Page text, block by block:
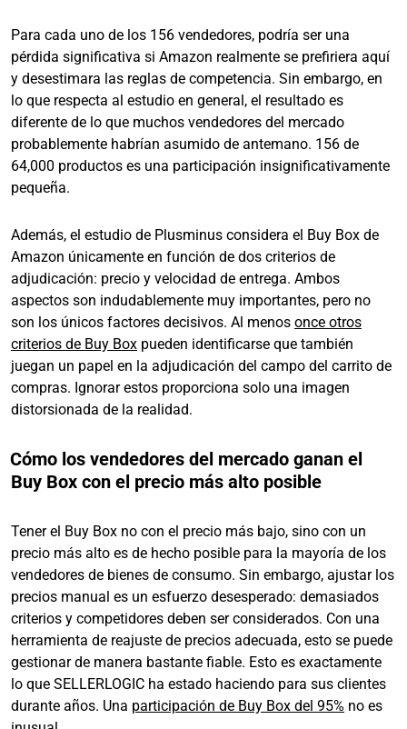
Para cada uno de los 156 vendedores, podría ser una
pérdida significativa si Amazon realmente se prefiriera aquí
y desestimara las reglas de competencia. Sin embargo, en
lo que respecta al estudio en general, el resultado es
diferente de lo que muchos vendedores del mercado
probablemente habrían asumido de antemano. 156 de
64,000 productos es una participación insignificativamente
pequeña.
Además, el estudio de Plusminus considera el Buy Box de
Amazon únicamente en función de dos criterios de
adjudicación: precio y velocidad de entrega. Ambos
aspectos son indudablemente muy importantes, pero no
son los únicos factores decisivos. Al menos once otros
criterios de Buy Box pueden identificarse que también
juegan un papel en la adjudicación del campo del carrito de
compras. Ignorar estos proporciona solo una imagen
distorsionada de la realidad.
Cómo los vendedores del mercado ganan el
Buy Box con el precio más alto posible
Tener el Buy Box no con el precio más bajo, sino con un
precio más alto es de hecho posible para la mayoría de los
vendedores de bienes de consumo. Sin embargo, ajustar los
precios manual es un esfuerzo desesperado: demasiados
criterios y competidores deben ser considerados. Con una
herramienta de reajuste de precios adecuada, esto se puede
gestionar de manera bastante fiable. Esto es exactamente
lo que SELLERLOGIC ha estado haciendo para sus clientes
durante años. Una participación de Buy Box del 95% no es